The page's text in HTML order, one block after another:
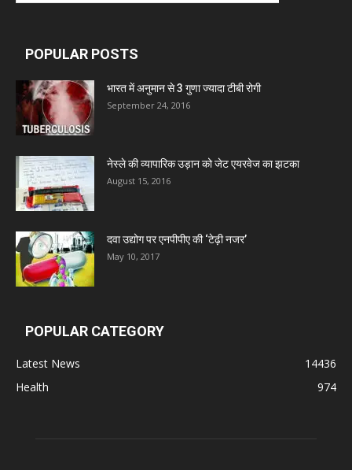
Leeford Healthcare Ltd
Admac Group Companies
Deep Shree Pharmaceuticals
Zumentes Healthcare
Digital Vision
Sat Jinda Kalyana Pharmacy
Carewell Ayurveda
POPULAR POSTS
भारत में अनुमान से 3 गुणा ज्यादा टीबी रोगी
September 24, 2016
नेस्ले की व्यापारिक उड़ान को जेट एयरवेज का झटका
August 15, 2016
दवा उद्योग पर एनपीपीए की ‘टेढ़ी नजर’
May 10, 2017
POPULAR CATEGORY
Latest News
14436
Health
974